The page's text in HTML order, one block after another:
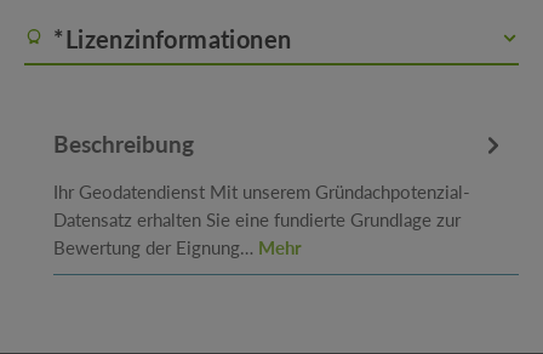
*Lizenzinformationen
Beschreibung
Ihr Geodatendienst Mit unserem Gründachpotenzial-
Datensatz erhalten Sie eine fundierte Grundlage zur
Bewertung der Eignung… Mehr